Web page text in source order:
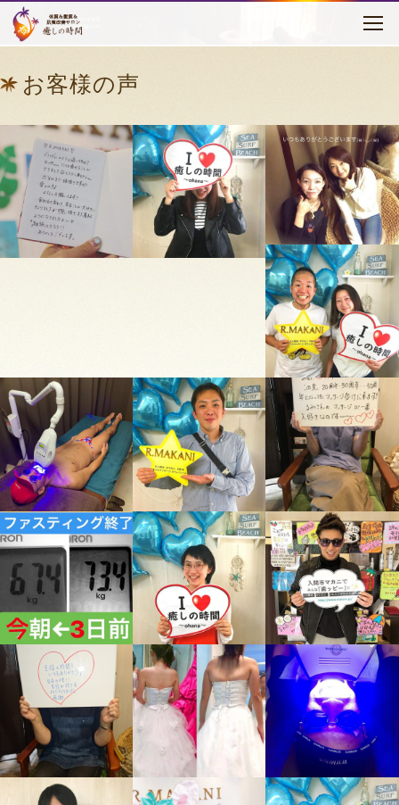
はじめに
メニュー・料金
お客様の声
セラピスト紹介
お客様の声
お客様の声